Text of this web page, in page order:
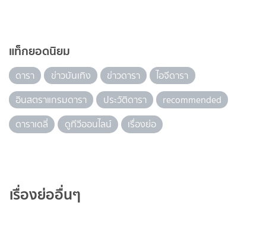
แท็กยอดนิยม
ดารา ข่าวบันเทิง ข่าวดารา
ไอจีดารา
อินสตราแกรมดารา
ประวัติดารา
recommended
ดาราเดลี่
ดูทีวีออนไลน์ เรื่องย่อ
เรื่องย่ออื่นๆ